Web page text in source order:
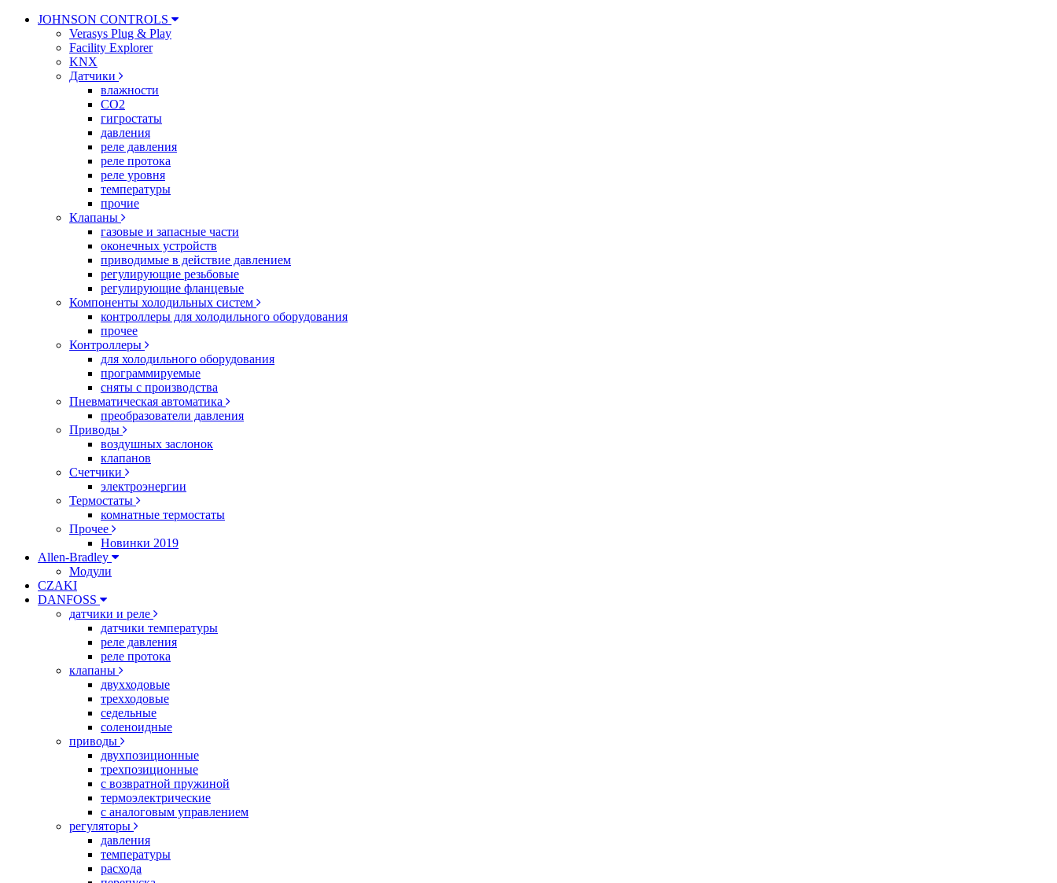
JOHNSON CONTROLS
Verasys Plug & Play
Facility Explorer
KNX
Датчики
влажности
CO2
гигростаты
давления
реле давления
реле протока
реле уровня
температуры
прочие
Клапаны
газовые и запасные части
оконечных устройств
приводимые в действие давлением
регулирующие резьбовые
регулирующие фланцевые
Компоненты холодильных систем
контроллеры для холодильного оборудования
прочее
Контроллеры
для холодильного оборудования
программируемые
сняты с производства
Пневматическая автоматика
преобразователи давления
Приводы
воздушных заслонок
клапанов
Счетчики
электроэнергии
Термостаты
комнатные термостаты
Прочее
Новинки 2019
Allen-Bradley
Модули
CZAKI
DANFOSS
датчики и реле
датчики температуры
реле давления
реле протока
клапаны
двухходовые
трехходовые
седельные
соленоидные
приводы
двухпозиционные
трехпозиционные
с возвратной пружиной
термоэлектрические
с аналоговым управлением
регуляторы
давления
температуры
расхода